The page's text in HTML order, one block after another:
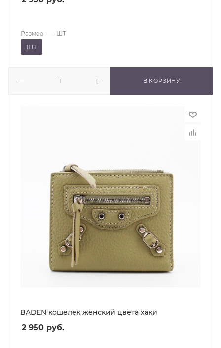
В КОРЗИНУ
Размер — ШТ
ШТ
BADEN кошелек женский цвета хаки
2 950 руб.